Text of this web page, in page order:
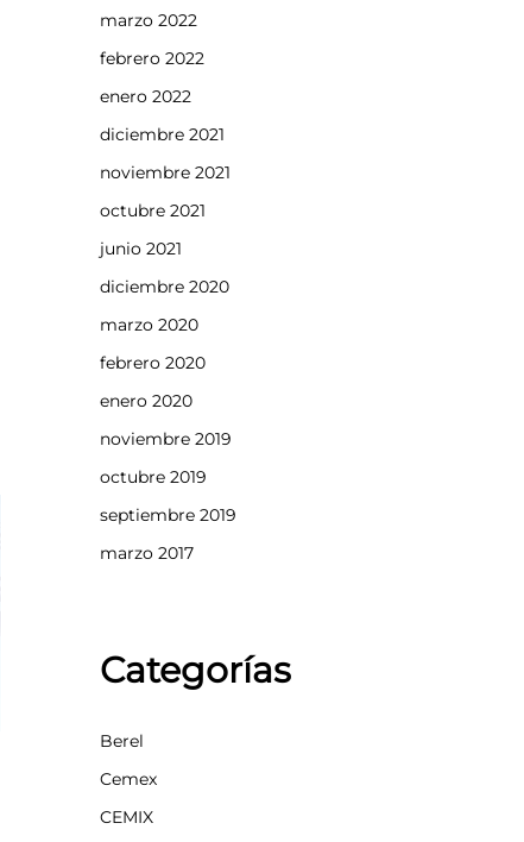
marzo 2022
febrero 2022
enero 2022
diciembre 2021
noviembre 2021
octubre 2021
junio 2021
diciembre 2020
marzo 2020
febrero 2020
enero 2020
noviembre 2019
octubre 2019
septiembre 2019
marzo 2017
Categorías
Berel
Cemex
CEMIX